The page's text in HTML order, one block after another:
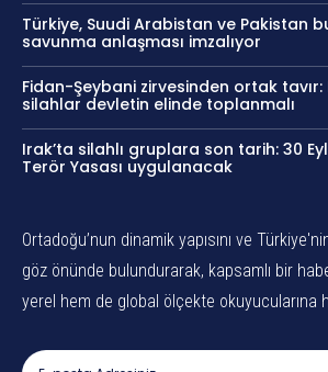
Türkiye, Suudi Arabistan ve Pakistan
savunma anlaşması imzalıyor
Fidan-Şeybani zirvesinden ortak tavır:
silahlar devletin elinde toplanmalı
Irak’ta silahlı gruplara son tarih: 30
Terör Yasası uygulanacak
Ortadoğu’nun dinamik yapısını ve
göz önünde bulundurarak, kapsamlı bir
yerel hem de global ölçekte okuyucularına